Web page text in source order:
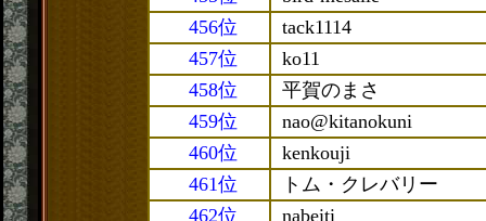
456位
tack1114
457位
ko11
458位
平賀のまさ
459位
nao@kitanokuni
460位
kenkouji
461位
トム・クレバリー
462位
nabeiti